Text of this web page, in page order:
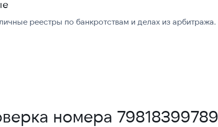
реестры по банкротствам и делах из арбитража.
номера 79818399789